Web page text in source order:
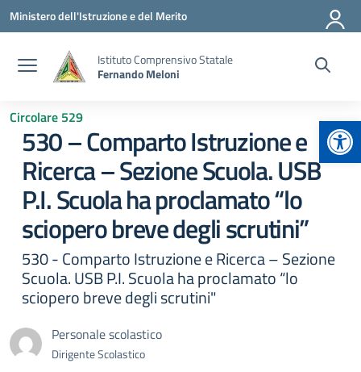
Vai ai contenuti
Vai al menu di navigazione
Vai al footer
Ministero dell'Istruzione e del Merito
Istituto Comprensivo Statale
Fernando Meloni
Circolare 529
530 – Comparto Istruzione e
Ricerca – Sezione Scuola. USB
P.I. Scuola ha proclamato “lo
sciopero breve degli scrutini”
530 - Comparto Istruzione e Ricerca – Sezione
Scuola. USB P.I. Scuola ha proclamato “lo
sciopero breve degli scrutini"
Personale scolastico
Dirigente Scolastico